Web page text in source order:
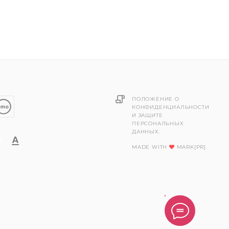
ПОЛОЖЕНИЕ О
КОНФИДЕНЦИАЛЬНОСТИ
И ЗАЩИТЕ
ПЕРСОНАЛЬНЫХ
ДАННЫХ.
MADE WITH MARK[PR]